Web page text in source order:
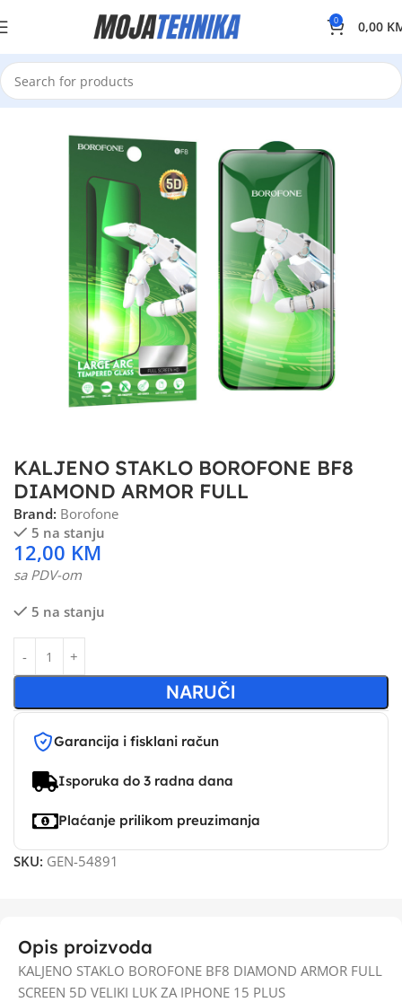
0 0,00
KALJENO STAKLO BOROFONE BF8
DIAMOND ARMOR FULL
Brand: Borofone
5 na stanju
12,00 KM
sa PDV-om
5 na stanju
NARUČI
Garancija i fisklani račun
Isporuka do 3 radna dana
Plaćanje prilikom preuzimanja
SKU: GEN-54891
Opis proizvoda
KALJENO STAKLO BOROFONE BF8 DIAMOND ARMOR FULL
SCREEN 5D VELIKI LUK ZA IPHONE 15 PLUS